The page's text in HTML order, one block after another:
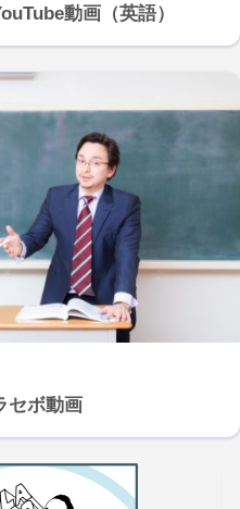
動画（英語）
セボ動画